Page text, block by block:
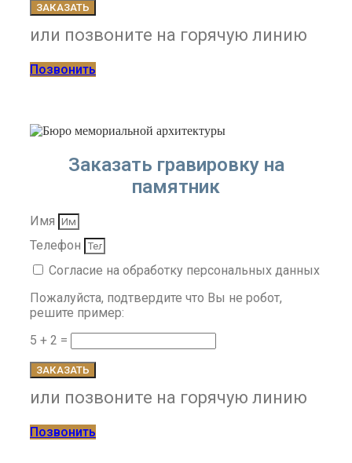
ЗАКАЗАТЬ
или позвоните на горячую линию
Позвонить
Заказать гравировку на
памятник
Имя
Телефон
Согласие на обработку персональных данных
Пожалуйста, подтвердите что Вы не робот,
решите пример:
5 + 2 =
ЗАКАЗАТЬ
или позвоните на горячую линию
Позвонить